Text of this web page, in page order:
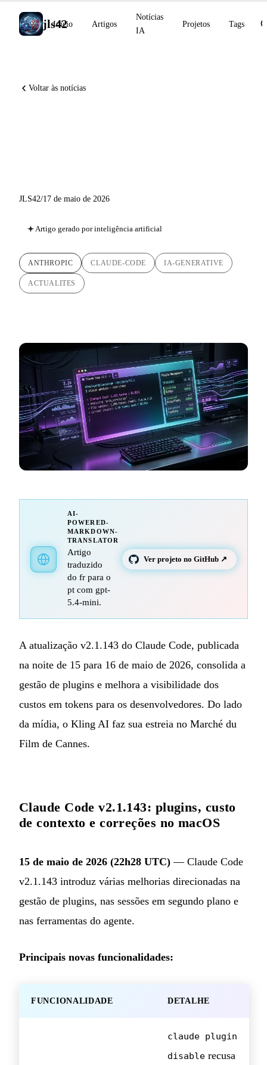
jls42
Início Artigos
Notícias
IA
Projetos Tags
Voltar às notícias
JLS42/17 de maio de 2026
Artigo gerado por inteligência artificial
ANTHROPIC CLAUDE-CODE IA-GENERATIVE
ACTUALITES
AI-
POWERED-
MARKDOWN-
TRANSLATOR
Artigo
traduzido
do fr para o
pt com gpt-
5.4-mini.
Ver projeto no GitHub ↗
A atualização v2.1.143 do Claude Code, publicada
na noite de 15 para 16 de maio de 2026, consolida a
gestão de plugins e melhora a visibilidade dos
custos em tokens para os desenvolvedores. Do lado
da mídia, o Kling AI faz sua estreia no Marché du
Film de Cannes.
Claude Code v2.1.143: plugins, custo
de contexto e correções no macOS
15 de maio de 2026 (22h28 UTC) — Claude Code
v2.1.143 introduz várias melhorias direcionadas na
gestão de plugins, nas sessões em segundo plano e
nas ferramentas do agente.
Principais novas funcionalidades:
FUNCIONALIDADE DETALHE
claude plugin
disable recusa